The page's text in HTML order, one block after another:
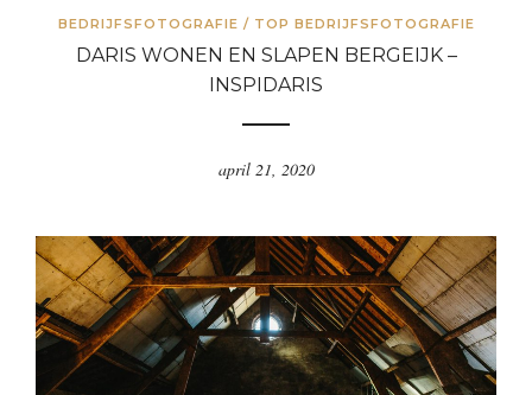
BEDRIJFSFOTOGRAFIE / TOP BEDRIJFSFOTOGRAFIE
DARIS WONEN EN SLAPEN BERGEIJK –
INSPIDARIS
april 21, 2020